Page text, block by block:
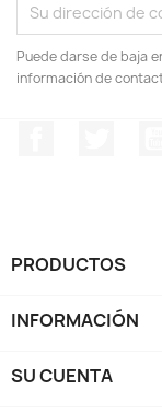
Puede darse de baja
información de
PRODUCTOS
INFORMACIÓN
SU CUENTA